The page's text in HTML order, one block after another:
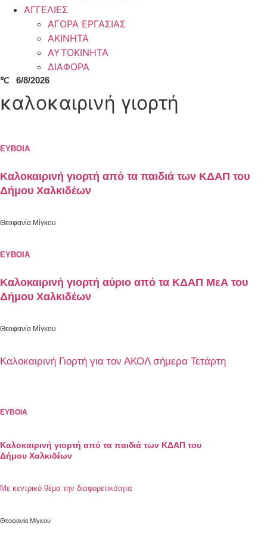
ΑΓΓΕΛΙΕΣ
ΑΓΟΡΑ ΕΡΓΑΣΙΑΣ
ΑΚΙΝΗΤΑ
ΑΥΤΟΚΙΝΗΤΑ
ΔΙΑΦΟΡΑ
℃ 6/8/2026
καλοκαιρινή γιορτή
ΕΥΒΟΙΑ
Καλοκαιρινή γιορτή από τα παιδιά των ΚΔΑΠ του
Δήμου Χαλκιδέων
Θεοφανία Μίγκου
ΕΥΒΟΙΑ
Καλοκαιρινή γιορτή αύριο από τα ΚΔΑΠ ΜεΑ του
Δήμου Χαλκιδέων
Θεοφανία Μίγκου
Καλοκαιρινή Γιορτή για τον ΑΚΟΛ σήμερα Τετάρτη
ΕΥΒΟΙΑ
Καλοκαιρινή γιορτή από τα παιδιά των ΚΔΑΠ του
Δήμου Χαλκιδέων
Με κεντρικό θέμα την διαφορετικότητα
Θεοφανία Μίγκου